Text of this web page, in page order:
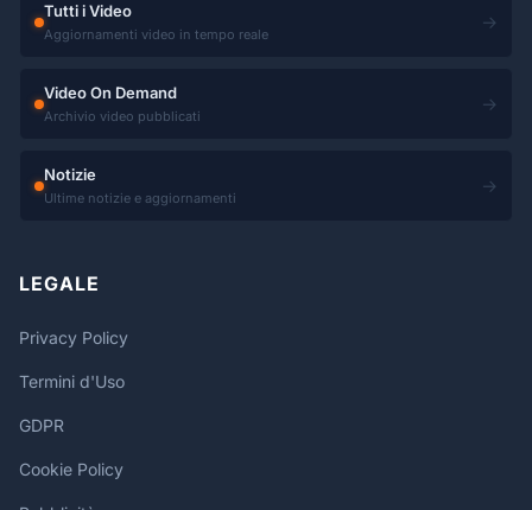
Tutti i Video
Aggiornamenti video in tempo reale
→
Video On Demand
Archivio video pubblicati
→
Notizie
Ultime notizie e aggiornamenti
→
LEGALE
Privacy Policy
Termini d'Uso
GDPR
Cookie Policy